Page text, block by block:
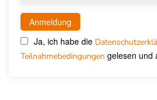
Ja, ich habe die
Teilnahmebedingungen gelesen und